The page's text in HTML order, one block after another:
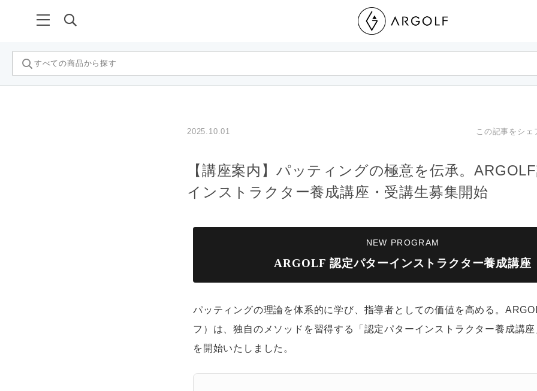
2025.10.01 この記事をシェ
【講座案内】パッティングの極意を伝承。
インストラクター養成講座・受講生募集開始
NEW PROGRAM
ARGOLF 認定パターインストラクター養成講座
パッティングの理論を体系的に学び、指導者としての価値を高める。
フ）は、独自のメソッドを習得する「認定パターインストラクター養成講
を開始いたしました。